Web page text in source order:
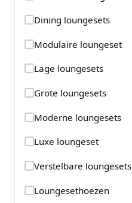
Dining loungesets
Modulaire loungeset
Lage loungesets
Grote loungesets
Moderne loungesets
Luxe loungeset
Verstelbare loungesets
Loungesethoezen